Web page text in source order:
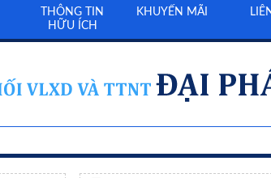
THÔNG TIN
HỮU ÍCH
KHUYẾN MÃI